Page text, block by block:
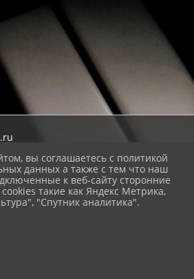
данных
вы соглашаетесь с политикой
данных а также с тем что наш
к веб-сайту сторонние
такие как Яндекс Метрика,
"Спутник аналитика".